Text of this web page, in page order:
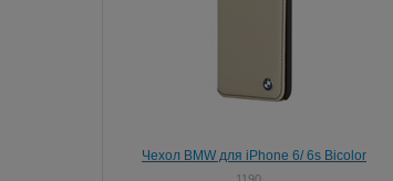
Чехол BMW для iPhone 6/ 6s Bicolor
Booktype